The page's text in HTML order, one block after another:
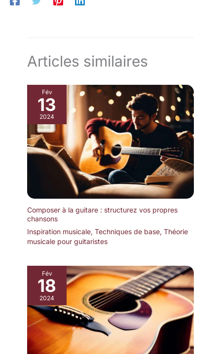
Articles similaires
Fév
13
2024
Composer à la guitare : structurez vos propres
chansons
Inspiration musicale, Techniques de base, Théorie
musicale pour guitaristes
Fév
18
2024